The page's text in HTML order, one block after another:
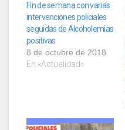
Fin de semana con varias
intervenciones policiales
seguidas de Alcoholemias
positivas
8 de octubre de 2018
En «Actualidad»